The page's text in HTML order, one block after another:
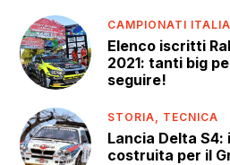
CAMPIONATI
Elenco iscritti
2021: tanti big
seguire!
STORIA, TECNICA
Lancia Delta
costruita per il